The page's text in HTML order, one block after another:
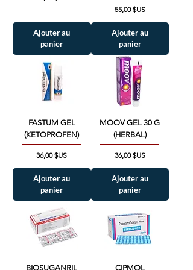
Ajouter au
panier
Prix
55,00 $US
Ajouter au
panier
FASTUM GEL
(KETOPROFEN)
Prix
36,00 $US
Ajouter au
panier
MOOV GEL 30 G
(HERBAL)
Prix
36,00 $US
Ajouter au
panier
BIOSUGANRIL
CIPMOL